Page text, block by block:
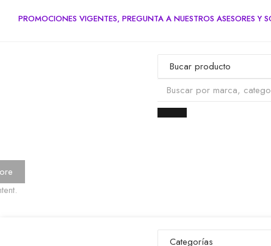
PROMOCIONES VIGENTES, PREGUNTA A NUESTROS ASESORES Y